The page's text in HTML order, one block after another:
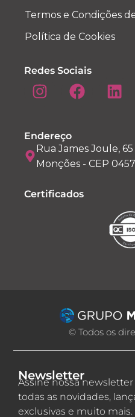
Termos e Condições
Política de Cookies
Redes Sociais
Endereço
Rua James Joule, 65
Monções - CEP
Certificados
© Todos os
Newsletter
Assine nossa
todas as novidades,
exclusivas e muito mais.